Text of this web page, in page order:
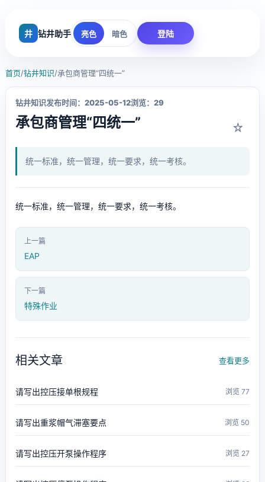
井 钻井助手 亮色 暗色 登陆
首页/钻井知识/承包商管理“四统一”
钻井知识发布时间：2025-05-12浏览：29
承包商管理“四统一” ☆
统一标准，统一管理，统一要求，统一考核。
统一标准，统一管理，统一要求，统一考核。
上一篇
EAP
下一篇
特殊作业
相关文章 查看更多
请写出控压接单根规程 浏览 77
请写出重浆帽气滞塞要点 浏览 50
请写出控压开泵操作程序 浏览 27